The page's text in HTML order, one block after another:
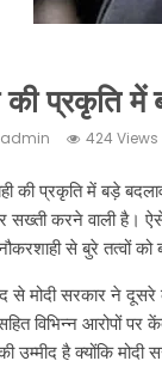
प्रकृति में
admin 424 Views
की प्रकृति में बड़े
सख्ती करने वाली
से बुरे तत्वों को
से मोदी सरकार ने
विभिन्न आरोपों
उम्मीद है क्योंकि